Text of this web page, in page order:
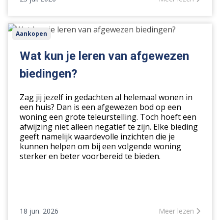
Wat
van
biedingen?
Aankopen
Wat kun je leren van afgewezen
biedingen?
Zag jij jezelf in gedachten al helemaal wonen in
een huis? Dan is een afgewezen bod op een
woning een grote teleurstelling. Toch hoeft een
afwijzing niet alleen negatief te zijn. Elke bieding
geeft namelijk waardevolle inzichten die je
kunnen helpen om bij een volgende woning
sterker en beter voorbereid te bieden.
18 jun. 2026 Meer lezen